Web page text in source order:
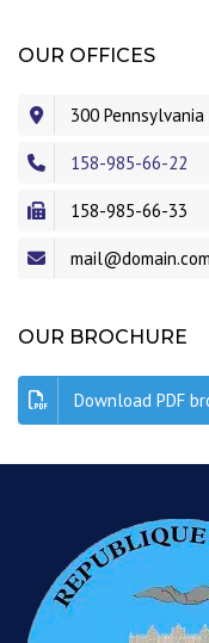
OUR OFFICES
300 Pennsylvania
158-985-66-22
158-985-66-33
mail@domain.com
OUR BROCHURE
Download PDF